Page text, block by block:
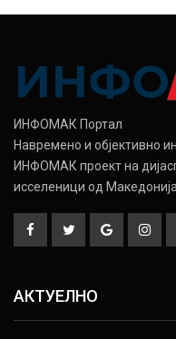
ИНФОМАК Портал
Навремено и објективно
ИНФОМАК проект на
исселеници од Македонија.
АКТУЕЛНО